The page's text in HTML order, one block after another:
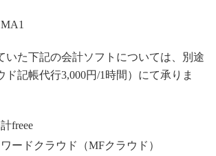
いた下記の会計ソフトについては、別途
ド記帳代行3,000円/1時間）にて承りま
freee
ードクラウド（MFクラウド）